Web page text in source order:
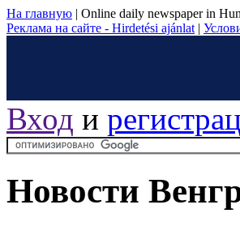
На главную | Online daily newspaper in
Реклама на сайте - Hirdetési ajánlat |
Вход и
Новости